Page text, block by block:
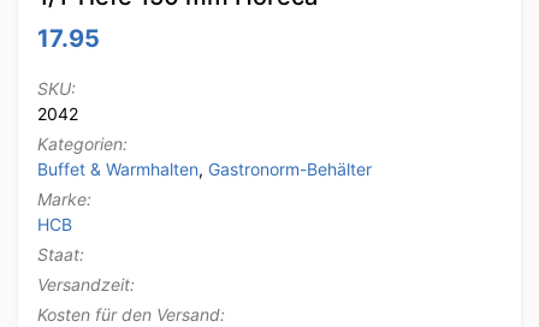
17.95
SKU:
2042
Kategorien:
Buffet & Warmhalten, Gastronorm-Behälter
Marke:
HCB
Staat:
Versandzeit:
Kosten für den Versand: